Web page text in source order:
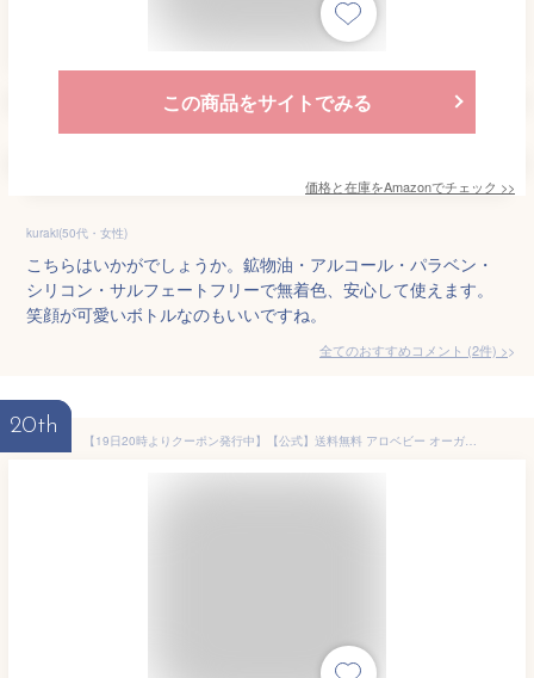
この商品をサイトでみる
価格と在庫をAmazonでチェック >>
kuraki(50代・女性)
こちらはいかがでしょうか。鉱物油・アルコール・パラベン・
シリコン・サルフェートフリーで無着色、安心して使えます。
笑顔が可愛いボトルなのもいいですね。
全てのおすすめコメント (2件) >
20th
【19日20時よりクーポン発行中】【公式】送料無料 アロベビー オーガニック ベビーソープ ALOBABY 新生児から使える ボディソープ ベビーソープ ソープ 泡 沐浴 石けん せっけん 石鹸 国産 オーガニック 無添加 ノンシリコン 赤ちゃん 子供 キッズ スキンケア 新生児 保湿